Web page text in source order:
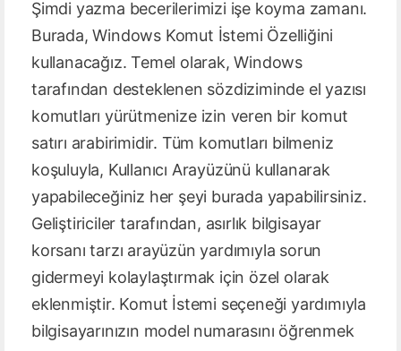
Şimdi yazma becerilerimizi işe koyma zamanı.
Burada, Windows Komut İstemi Özelliğini
kullanacağız. Temel olarak, Windows
tarafından desteklenen sözdiziminde el yazısı
komutları yürütmenize izin veren bir komut
satırı arabirimidir. Tüm komutları bilmeniz
koşuluyla, Kullanıcı Arayüzünü kullanarak
yapabileceğiniz her şeyi burada yapabilirsiniz.
Geliştiriciler tarafından, asırlık bilgisayar
korsanı tarzı arayüzün yardımıyla sorun
gidermeyi kolaylaştırmak için özel olarak
eklenmiştir. Komut İstemi seçeneği yardımıyla
bilgisayarınızın model numarasını öğrenmek